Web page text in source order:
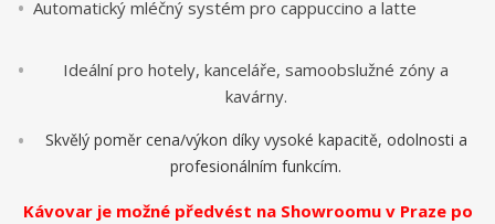
Automatický mléčný systém pro cappuccino a latte
Ideální pro hotely, kanceláře, samoobslužné zóny a
kavárny.
Skvělý poměr cena/výkon díky vysoké kapacitě, odolnosti a
profesionálním funkcím.
Kávovar je možné předvést na Showroomu v Praze po